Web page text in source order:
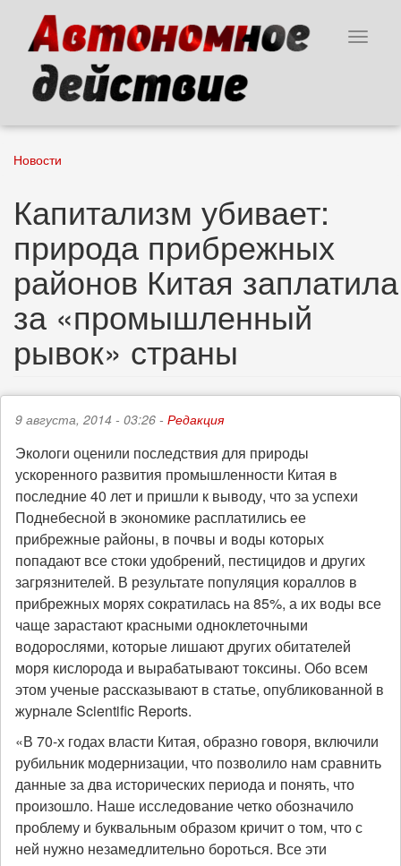
основному
содержанию
Toggle
Новости
Капитализм убивает:
природа прибрежных
районов Китая заплатила
за «промышленный
рывок» страны
9 августа, 2014 - 03:26 - Редакция
Экологи оценили последствия для природы
ускоренного развития промышленности Китая в
последние 40 лет и пришли к выводу, что за успехи
Поднебесной в экономике расплатились ее
прибрежные районы, в почвы и воды которых
попадают все стоки удобрений, пестицидов и других
загрязнителей. В результате популяция кораллов в
прибрежных морях сократилась на 85%, а их воды все
чаще зарастают красными одноклеточными
водорослями, которые лишают других обитателей
моря кислорода и вырабатывают токсины. Обо всем
этом ученые рассказывают в статье, опубликованной в
журнале Scientific Reports.
«В 70-х годах власти Китая, образно говоря, включили
рубильник модернизации, что позволило нам сравнить
данные за два исторических периода и понять, что
произошло. Наше исследование четко обозначило
проблему и буквальным образом кричит о том, что с
ней нужно незамедлительно бороться. Все эти